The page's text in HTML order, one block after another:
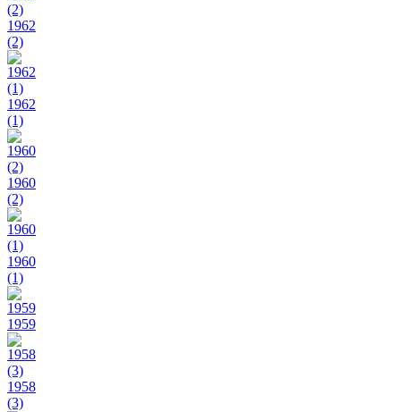
1962
(2)
1962
(1)
1960
(2)
1960
(1)
1959
1958
(3)